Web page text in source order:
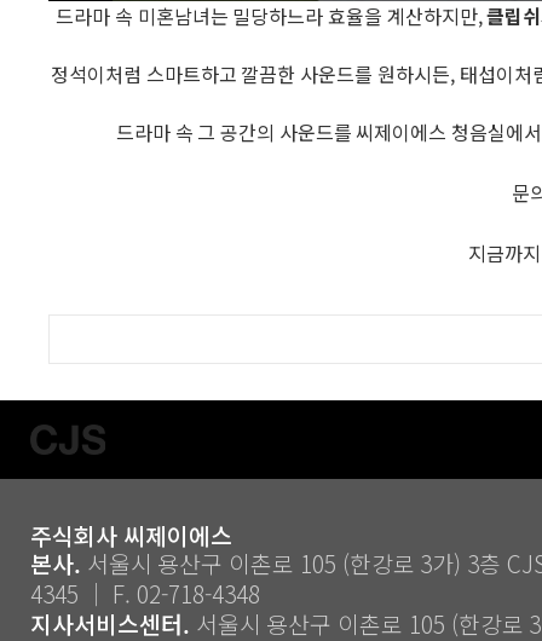
드라마 속 미혼남녀는 밀당하느라 효율을 계산하지만,클립
정석이처럼 스마트하고 깔끔한 사운드를 원하시든, 태섭이
드라마 속 그 공간의 사운드를 씨제이에스 청음실에
문
지금까
주식회사 씨제이에스
본사. 서울시 용산구 이촌로 105 (한강로 3가) 3층
4345 ｜ F. 02-718-4348
지사서비스센터. 서울시 용산구 이촌로 105 (한강로